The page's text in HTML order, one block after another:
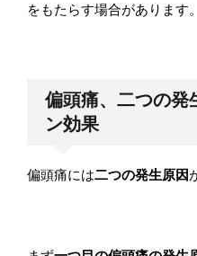
をもたらす場合があります。
偏頭痛、二つの発
ン効果
偏頭痛には二つの発生原因